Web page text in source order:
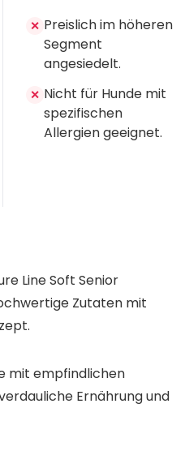
✕ Preislich im höheren
Segment
angesiedelt.
✕ Nicht für Hunde mit
spezifischen
Allergien geeignet.
Line Soft Senior
Zutaten mit
mit empfindlichen
Ernährung und